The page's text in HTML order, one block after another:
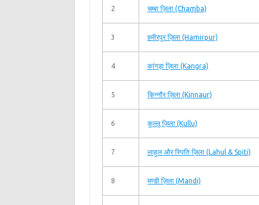
2 चम्बा ज़िला (Chamba)
3 हमीरपुर ज़िला (Hamirpur)
4 कांगड़ा ज़िला (Kangra)
5 किन्नौर ज़िला (Kinnaur)
6 कुल्लू ज़िला (Kullu)
7 लाहुल और स्पिति ज़िला (Lahul & Spiti)
8 मण्डी ज़िला (Mandi)